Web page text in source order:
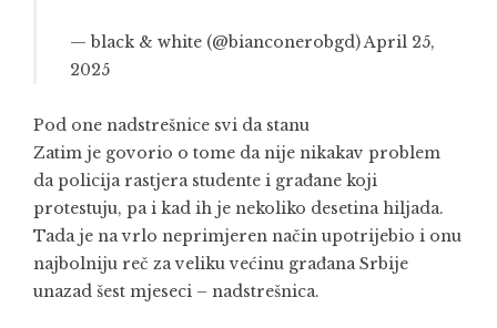
— black & white (@bianconerobgd)April 25,
2025
Pod one nadstrešnice svi da stanu
Zatim je govorio o tome da nije nikakav problem
da policija rastjera studente i građane koji
protestuju, pa i kad ih je nekoliko desetina hiljada.
Tada je na vrlo neprimjeren način upotrijebio i onu
najbolniju reč za veliku većinu građana Srbije
unazad šest mjeseci – nadstrešnica.